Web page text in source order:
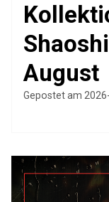
August
Gepostet am